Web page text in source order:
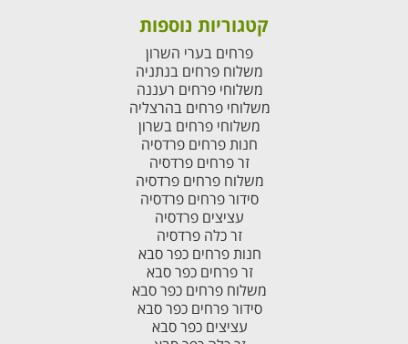
קטגוריות נוספות
פרחים בערי השרון
משלוח פרחים בנתניה
משלוחי פרחים רעננה
משלוחי פרחים בהרצליה
משלוחי פרחים בשרון
חנות פרחים פרדסיה
זר פרחים פרדסיה
משלוח פרחים פרדסיה
סידור פרחים פרדסיה
עציצים פרדסיה
זר כלה פרדסיה
חנות פרחים כפר סבא
זר פרחים כפר סבא
משלוח פרחים כפר סבא
סידור פרחים כפר סבא
עציצים כפר סבא